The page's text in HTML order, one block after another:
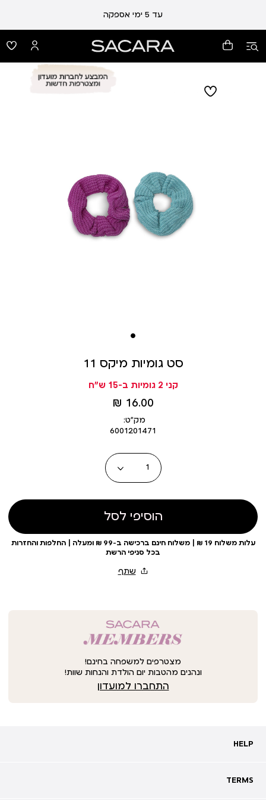
עד 5 ימי אספקה
סט גומיות מיקס 11
קני 2 גומיות ב-15 ש"ח
מחיר
מוצר
16.00 ₪
מק״ט:
6001201471
כמות
הוסיפי לסל
עלות משלוח 19 ₪ | משלוח חינם ברכישה ב-99 ₪ ומעלה | החלפות והחזרות
בכל סניפי הרשת
מצטרפים למשפחה בחינם!
ונהנים מהטבות יום הולדת והנחות שוות!
התחברו למועדון
HELP
HELP
שאלות ותשובות
TERMS
TERMS